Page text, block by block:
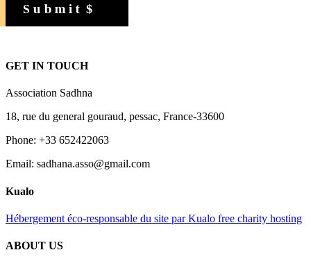
Submit
GET IN TOUCH
Association Sadhna
18, rue du general gouraud, pessac, France-33600
Phone: +33 652422063
Email: sadhana.asso@gmail.com
Kualo
Hébergement éco-responsable du site par Kualo free charity hosting
ABOUT US